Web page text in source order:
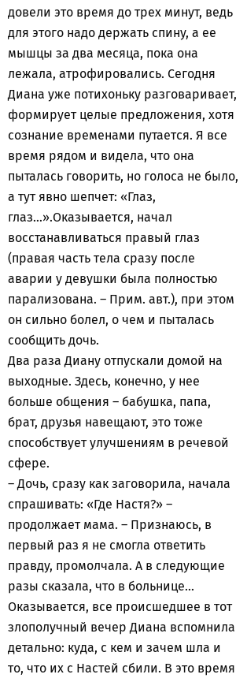
довели это время до трех минут, ведь
для этого надо держать спину, а ее
мышцы за два месяца, пока она
лежала, атрофировались. Сегодня
Диана уже потихоньку разговаривает,
формирует целые предложения, хотя
сознание временами путается. Я все
время рядом и видела, что она
пыталась говорить, но голоса не было,
а тут явно шепчет: «Глаз,
глаз…».Оказывается, начал
восстанавливаться правый глаз
(правая часть тела сразу после
аварии у девушки была полностью
парализована. – Прим. авт.), при этом
он сильно болел, о чем и пыталась
сообщить дочь.
Два раза Диану отпускали домой на
выходные. Здесь, конечно, у нее
больше общения – бабушка, папа,
брат, друзья навещают, это тоже
способствует улучшениям в речевой
сфере.
– Дочь, сразу как заговорила, начала
спрашивать: «Где Настя?» –
продолжает мама. – Признаюсь, в
первый раз я не смогла ответить
правду, промолчала. А в следующие
разы сказала, что в больнице...
Оказывается, все происшедшее в тот
злополучный вечер Диана вспомнила
детально: куда, с кем и зачем шла и
то, что их с Настей сбили. В это время